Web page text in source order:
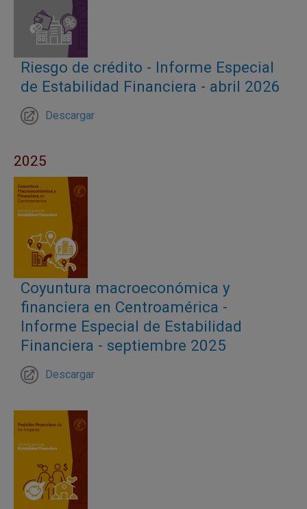
Riesgo de crédito - Informe Especial
de Estabilidad Financiera - abril 2026
Descargar
2025
Coyuntura macroeconómica y
financiera en Centroamérica -
Informe Especial de Estabilidad
Financiera - septiembre 2025
Descargar